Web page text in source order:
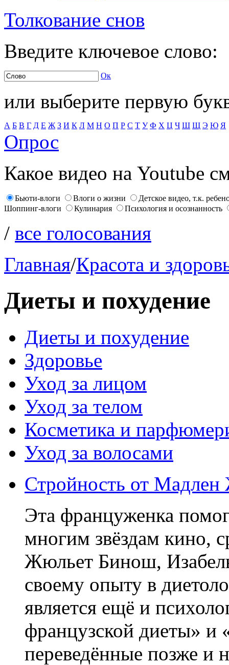
Толкование снов
Введите ключевое слово:
Ок
или выберите первую
А Б В Г Д Е Ж З И К Л М Н О П Р С Т У Ф Х Ц Ч Ш Щ Э Ю Я
Опрос
Какое видео на Youtube
Бьюти-влоги Влоги о жизни
Детское видео, т.к.
Шоппинг-влоги
Кулинария Психология и осознанность
/ все голосования
Главная/Красота и
Диеты и похудение
Диеты и похудение
Здоровье
Уход за лицом
Уход за телом
Косметика и
Уход за волосами
Стройность от Мадлен
Эта француженка
многим звёздам кино,
Жюльет Бинош,
своему опыту в
является ещё и
французской диеты» и
переведённые позже и